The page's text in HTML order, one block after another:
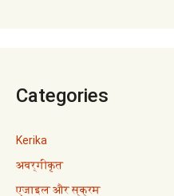
Categories
Kerika
अवर्गीकृत
एजाइल और स्क्रम